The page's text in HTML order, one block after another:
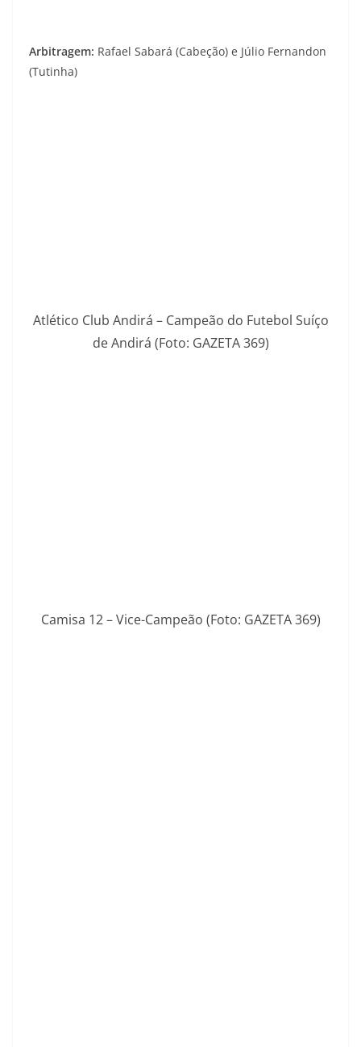
Arbitragem: Rafael Sabará (Cabeção) e Júlio Fernandon
(Tutinha)
Atlético Club Andirá – Campeão do Futebol Suíço
de Andirá (Foto: GAZETA 369)
Camisa 12 – Vice-Campeão (Foto: GAZETA 369)